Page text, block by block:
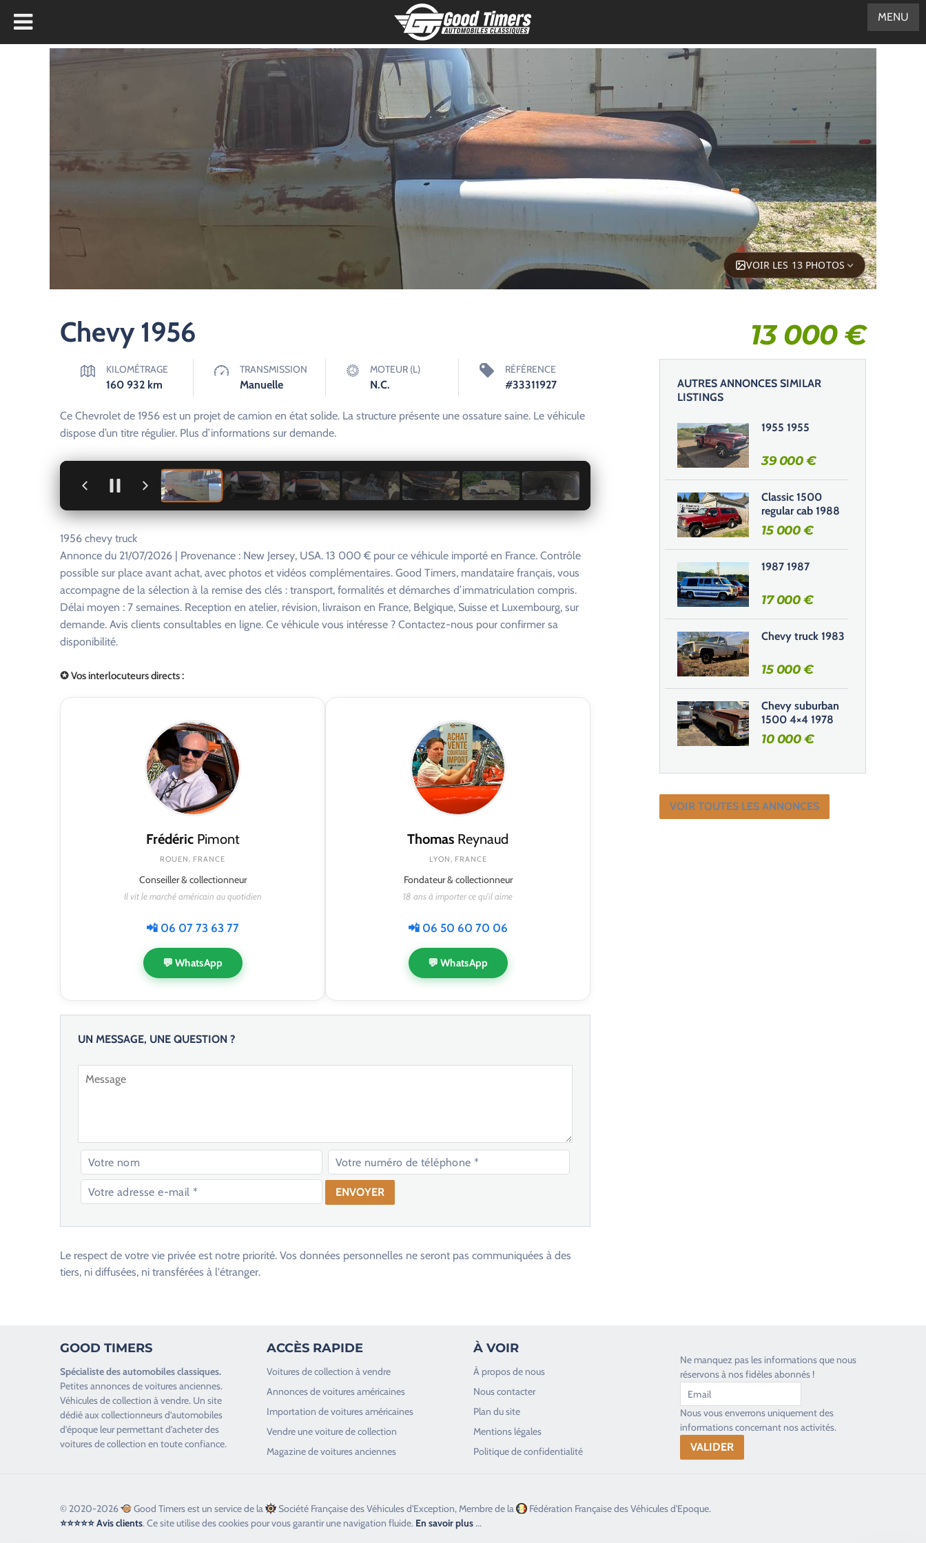
VOIR LES 13 PHOTOS
Chevy 1956 13 000€
KILOMÉTRAGE
160 932 km
TRANSMISSION
Manuelle
MOTEUR (L)
N.C.
RÉFÉRENCE
#33311927
Ce Chevrolet de 1956 est un projet de camion en état solide. La structure présente une ossature saine. Le véhicule
dispose d’un titre régulier. Plus d’informations sur demande.
1 / 13
1956 chevy truck
Annonce du 21/07/2026 | Provenance : New Jersey, USA. 13 000 € pour ce véhicule importé en France. Contrôle
possible sur place avant achat, avec photos et vidéos complémentaires. Good Timers, mandataire français, vous
accompagne de la sélection à la remise des clés : transport, formalités et démarches d’immatriculation compris.
Délai moyen : 7 semaines. Reception en atelier, révision, livraison en France, Belgique, Suisse et Luxembourg, sur
demande. Avis clients consultables en ligne. Ce véhicule vous intéresse ? Contactez-nous pour confirmer sa
disponibilité.
✪ Vos interlocuteurs directs :
FrédéricPimont
ROUEN, FRANCE
Conseiller & collectionneur
Il vit le marché américain au quotidien
📲 06 07 73 63 77
💬 WhatsApp
Thomas Reynaud
LYON, FRANCE
Fondateur & collectionneur
18 ans à importer ce qu'il aime
📲 06 50 60 70 06
💬 WhatsApp
UN MESSAGE, UNE QUESTION ?
l
l
s
s
e
r
h
a
Le respect de votre vie privée est notre priorité. Vos données personnelles ne seront pas communiquées à des
tiers, ni diffusées, ni transférées à l'étranger.
AUTRES ANNONCES SIMILAR
LISTINGS
1955 1955
39 000€
Classic 1500
regular cab 1988
15 000€
1987 1987
17 000€
Chevy truck 1983
15 000€
Chevy suburban
1500 4×4 1978
10 000€
VOIR TOUTES LES ANNONCES
GOOD TIMERS
Spécialiste desautomobiles classiques.
Petites annonces devoitures anciennes.
Véhicules de collection à vendre. Un site
dédié aux collectionneurs d’automobiles
d’époque leur permettant d’acheter des
voitures de collection en toute confiance.
ACCÈS RAPIDE
Voitures de collection à vendre
Annonces de voitures américaines
Importation de voitures américaines
Vendre une voiture de collection
Magazine de voitures anciennes
À VOIR
À propos de nous
Nous contacter
Plan du site
Mentions légales
Politique de confidentialité
Ne manquez pas les informations que nous
réservons à nos fidèles abonnés !
Nous vous enverrons uniquement des
informations concernant nos activités.
© 2020-2026 Good Timers est un service de la Société Française des Véhicules d'Exception, Membre de la
Fédération Française des Véhicules d'Epoque.
⭐⭐⭐⭐⭐ Avis clients. Ce site utilise des cookies pour vous garantir une navigation fluide. En savoir plus...
MENU